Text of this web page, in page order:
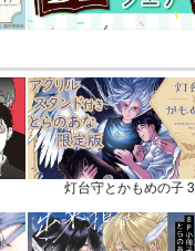
灯台守とかもめの子 3